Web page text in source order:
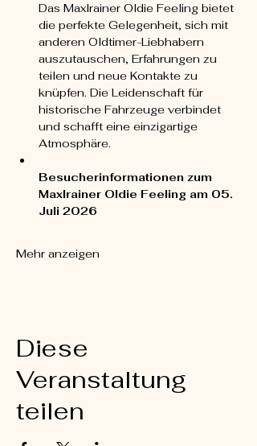
Das Maxlrainer Oldie Feeling bietet
die perfekte Gelegenheit, sich mit
anderen Oldtimer-Liebhabern
auszutauschen, Erfahrungen zu
teilen und neue Kontakte zu
knüpfen. Die Leidenschaft für
historische Fahrzeuge verbindet
und schafft eine einzigartige
Atmosphäre.
Besucherinformationen zum
Maxlrainer Oldie Feeling am 05.
Juli 2026
Mehr anzeigen
Diese
Veranstaltung
teilen